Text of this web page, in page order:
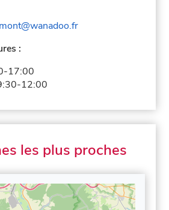
:
17:00
12:00
les plus proches